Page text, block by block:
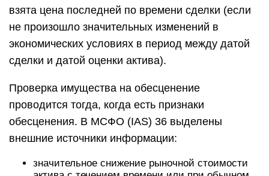
взята цена последней по времени сделки (если
не произошло значительных изменений в
экономических условиях в период между датой
сделки и датой оценки актива).
Проверка имущества на обесценение
проводится тогда, когда есть признаки
обесценения. В МСФО (IAS) 36 выделены
внешние источники информации:
значительное снижение рыночной стоимости